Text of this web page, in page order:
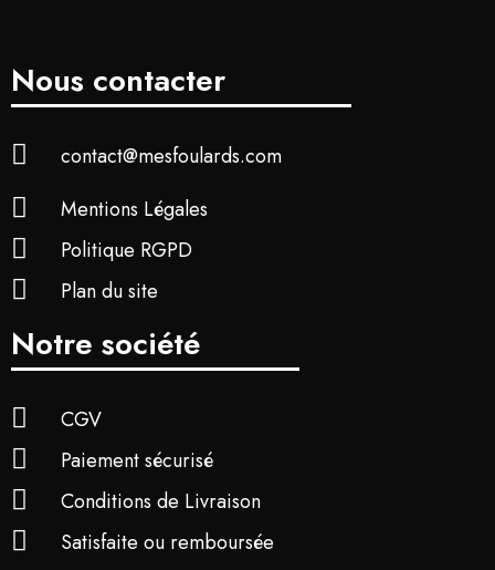
Nous contacter
contact@mesfoulards.com
Mentions Légales
Politique RGPD
Plan du site
Notre société
CGV
Paiement sécurisé
Conditions de Livraison
Satisfaite ou remboursée